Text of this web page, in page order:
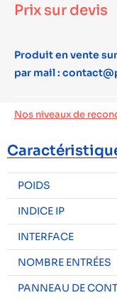
Prix sur devis
Produit en vente
par mail :
Nos niveaux de
POIDS
INDICE IP
INTERFACE
NOMBRE ENTRÉES
PANNEAU DE